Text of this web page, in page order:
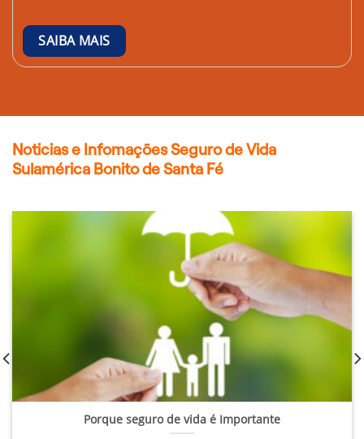
SAIBA MAIS
Noticias e Infomações Seguro de Vida
Sulamérica Bonito de Santa Fé
Porque seguro de vida é Importante